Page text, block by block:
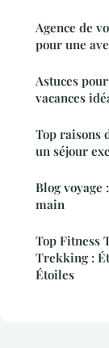
Agence de
pour une
Astuces
vacances
Top raisons
un séjour
Blog voyage
main
Top Fitness
Trekking :
Étoiles